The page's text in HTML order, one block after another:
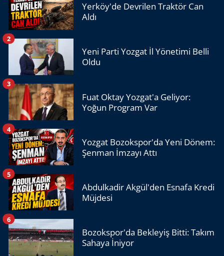
Yerköy'de Devrilen Traktör Can
Aldı
Yeni Parti Yozgat İl Yönetimi Belli
Oldu
2
Fuat Oktay Yozgat'a Geliyor:
Yoğun Program Var
3
Yozgat Bozokspor'da Yeni Dönem:
Şenman İmzayı Attı
4
Abdulkadir Akgül'den Esnafa Kredi
Müjdesi
5
Bozokspor'da Bekleyiş Bitti: Takım
Sahaya İniyor
6